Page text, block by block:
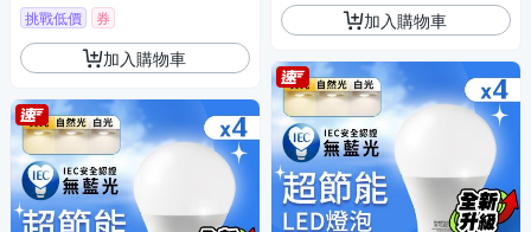
挑戰低價 券
加入購物車
加入購物車